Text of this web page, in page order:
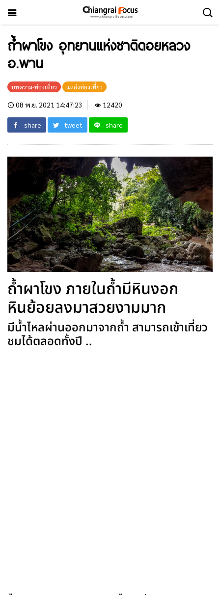
ถ้ำผาโขง อุทยานแห่งชาติดอยหลวง
อ.พาน
บทความ-ท่องเที่ยว แหล่งท่องเที่ยว
08 พ.ย. 2021 14:47:23 12420
share tweet share
ถ้ำผาโขง ภายในถ้ำมีหินงอก
หินย้อยลงมาสวยงามมาก
มีน้ำไหลผ่านออกมาจากถ้ำ สามารถเข้าเที่ยว
ชมได้ตลอดทั้งปี ..